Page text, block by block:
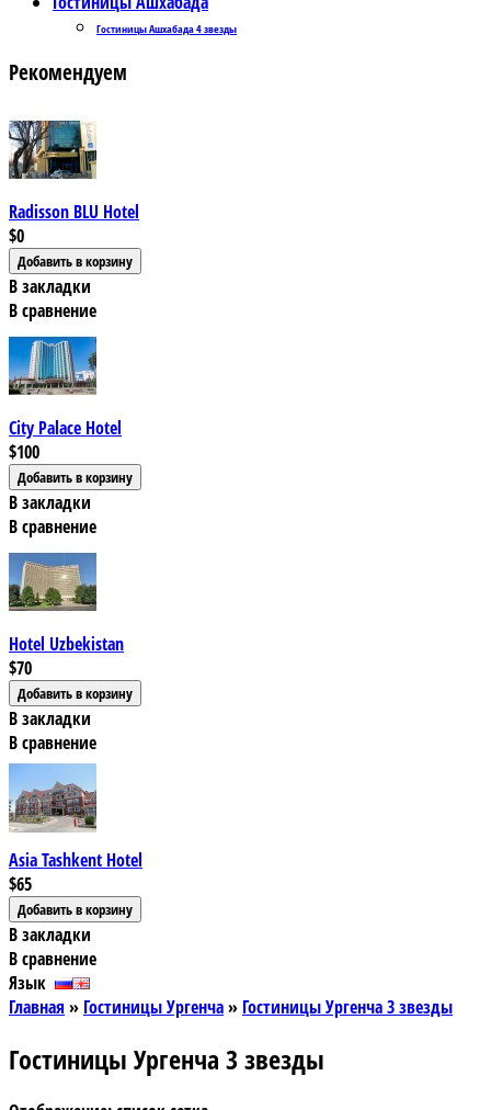
Гостиницы Ашхабада 4 звезды
Рекомендуем
Radisson BLU Hotel
$0
В закладки
В сравнение
City Palace Hotel
$100
В закладки
В сравнение
Hotel Uzbekistan
$70
В закладки
В сравнение
Asia Tashkent Hotel
$65
В закладки
В сравнение
Язык
Главная » Гостиницы Ургенча» Гостиницы Ургенча 3 звезды
Гостиницы Ургенча 3 звезды